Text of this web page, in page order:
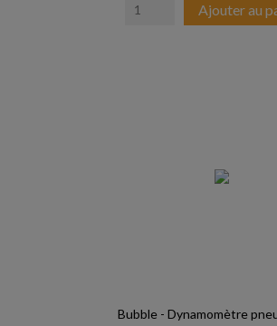
Ajouter au
Bubble - Dynamomètre